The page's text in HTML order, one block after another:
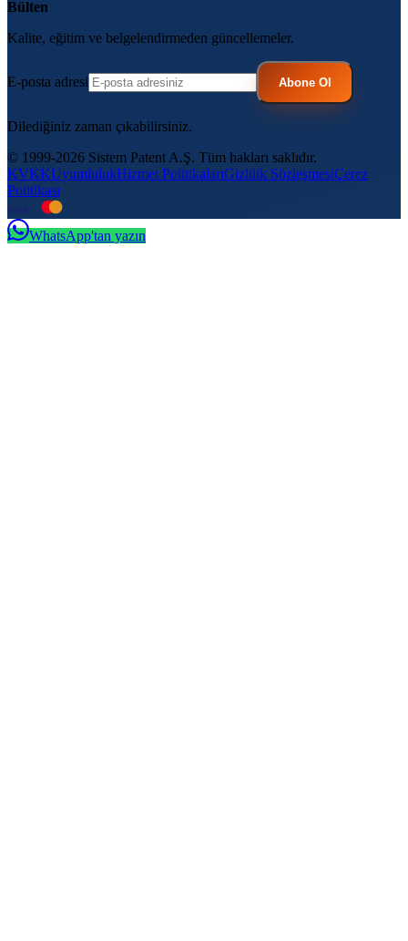
Bülten
Kalite, eğitim ve belgelendirmeden güncellemeler.
E-posta adresi Abone Ol
Dilediğiniz zaman çıkabilirsiniz.
© 1999-2026 Sistem Patent A.Ş. Tüm hakları saklıdır.
KVKKUyumlulukHizmet PolitikalarıGizlilik SözleşmesiÇerez
Politikası
WhatsApp'tan yazın